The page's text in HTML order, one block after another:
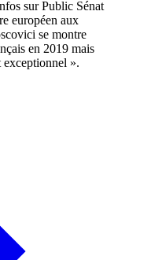
sur Public Sénat
européen aux
se montre
en 2019 mais
exceptionnel ».